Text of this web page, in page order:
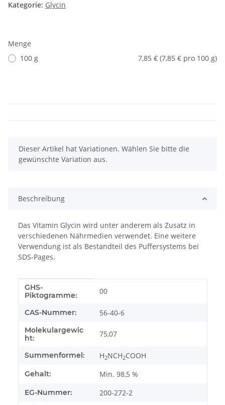
Kategorie: Glycin
Menge
100 g
7,85 € (7,85 € pro 100 g)
x
Dieser Artikel hat Variationen. Wählen Sie bitte die
gewünschte Variation aus.
Beschreibung
Das Vitamin Glycin wird unter anderem als Zusatz in
verschiedenen Nährmedien verwendet. Eine weitere
Verwendung ist als Bestandteil des Puffersystems bei
SDS-Pages.
Produkteigenschaft
Wert
GHS-
Piktogramme:
00
CAS-Nummer: 56-40-6
Molekulargewic
ht:
75,07
Summenformel: H2NCH2COOH
Gehalt: Min. 98,5 %
EG-Nummer: 200-272-2